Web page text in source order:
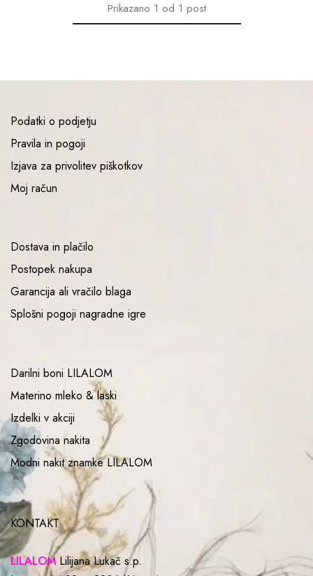
Prikazano 1 od 1 post
Podatki o podjetju
Pravila in pogoji
Izjava za privolitev piškotkov
Moj račun
Dostava in plačilo
Postopek nakupa
Garancija ali vračilo blaga
Splošni pogoji nagradne igre
Darilni boni LILALOM
Materino mleko & laski
Izdelki v akciji
Zgodovina nakita
Modni nakit znamke LILALOM
KONTAKT
LILALOM Lilijana Lukač s.p.